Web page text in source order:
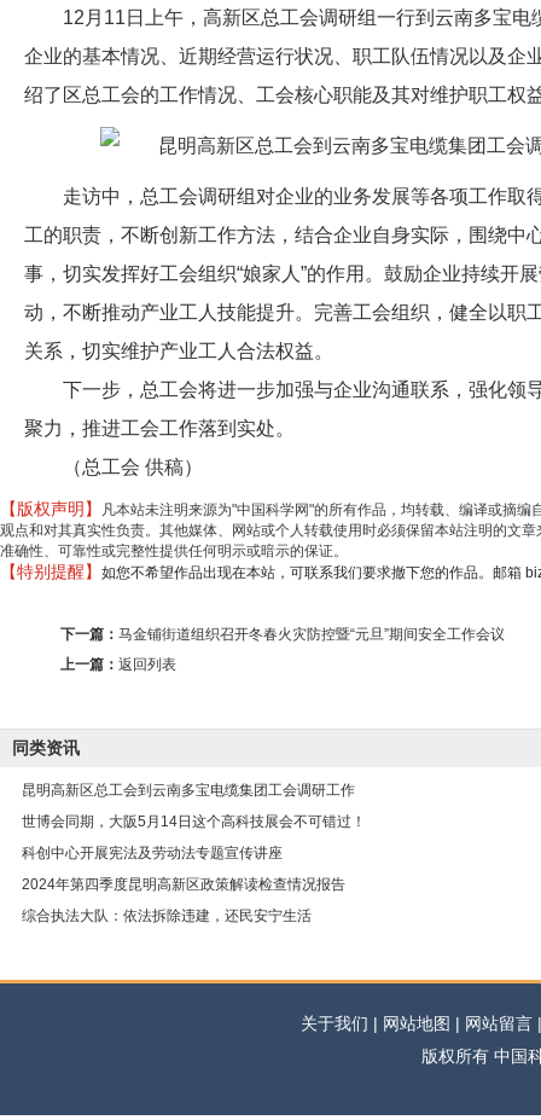
12月11日上午，高新区总工会调研组一行到云南多宝
企业的基本情况、近期经营运行状况、职工队伍情况以及
绍了区总工会的工作情况、工会核心职能及其对维护职工权
走访中，总工会调研组对企业的业务发展等各项工作
工的职责，不断创新工作方法，结合企业自身实际，围绕
事，切实发挥好工会组织“娘家人”的作用。鼓励企业持续开
动，不断推动产业工人技能提升。完善工会组织，健全以
关系，切实维护产业工人合法权益。
下一步，总工会将进一步加强与企业沟通联系，强化领
聚力，推进工会工作落到实处。
（总工会 供稿）
【版权声明】
凡本站未注明来源为"中国科学网"的所有作品，均转载、编译或摘
观点和对其真实性负责。其他媒体、网站或个人转载使用时必须保留本站注明的文
准确性、可靠性或完整性提供任何明示或暗示的保证。
【特别提醒】 如您不希望作品出现在本站，可联系我们要求撤下您的作品。邮箱
下一篇： 马金铺街道组织召开冬春火灾防控暨“元旦”期间安全工作会议
上一篇： 返回列表
同类资讯
昆明高新区总工会到云南多宝电缆集团工会调研工作
世博会同期，大阪5月14日这个高科技展会不可错过！
科创中心开展宪法及劳动法专题宣传讲座
2024年第四季度昆明高新区政策解读检查情况报告
综合执法大队：依法拆除违建，还民安宁生活
关于我们 | 网站地图 | 网站留
版权所有 中国